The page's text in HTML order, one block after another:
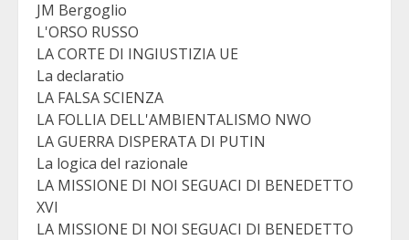
JM Bergoglio
L'ORSO RUSSO
LA CORTE DI INGIUSTIZIA UE
La declaratio
LA FALSA SCIENZA
LA FOLLIA DELL'AMBIENTALISMO NWO
LA GUERRA DISPERATA DI PUTIN
La logica del razionale
LA MISSIONE DI NOI SEGUACI DI BENEDETTO
XVI
LA MISSIONE DI NOI SEGUACI DI BENEDETTO